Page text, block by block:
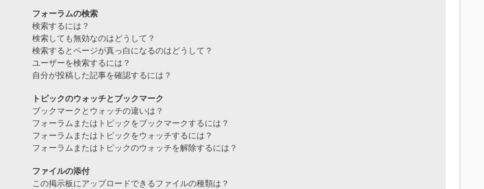
フォーラムの検索
検索するには？
検索しても無効なのはどうして？
検索するとページが真っ白になるのはどうして？
ユーザーを検索するには？
自分が投稿した記事を確認するには？
トピックのウォッチとブックマーク
ブックマークとウォッチの違いは？
フォーラムまたはトピックをブックマークするには？
フォーラムまたはトピックをウォッチするには？
フォーラムまたはトピックのウォッチを解除するには？
ファイルの添付
この掲示板にアップロードできるファイルの種類は？